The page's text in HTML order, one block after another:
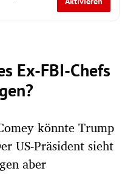
Ex-FBI-Chefs
könnte Trump
US-Präsident sieht
aber